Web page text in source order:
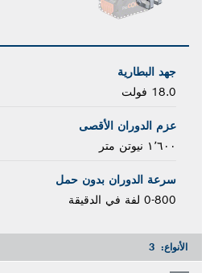
جهد البطارية
18.0 فولت
عزم الدوران الأقصى
١٬٦٠٠ نيوتن متر
سرعة الدوران بدون حمل
0-800 لفة في الدقيقة
الأنواع: 3